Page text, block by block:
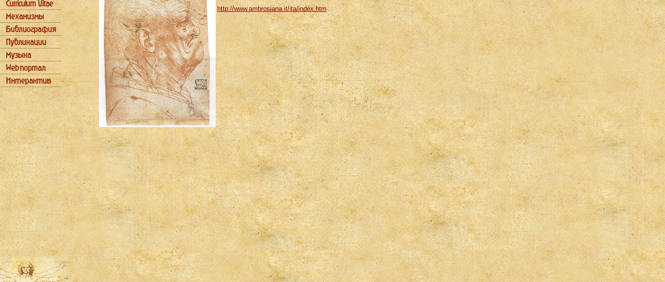
http://www.ambrosiana.it/ita/index.htm